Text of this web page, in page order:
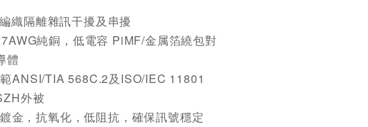
織隔離雜訊干擾及串擾
純銅，低電容 PiMF/金属箔繞包對
體
ANSI/TIA 568C.2及ISO/IEC 11801
外被
金，抗氧化，低阻抗，確保訊號穩定